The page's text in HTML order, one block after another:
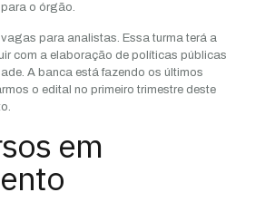
o órgão.
vagas para analistas. Essa turma terá a
com a elaboração de políticas públicas
A banca está fazendo os últimos
o edital no primeiro trimestre deste
em